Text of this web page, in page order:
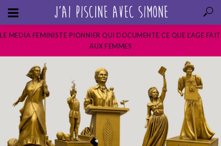
LE MEDIA FEMINISTE PIONNIER QUI DOCUMENTE CE QUE L’AGE FAIT
AUX FEMMES